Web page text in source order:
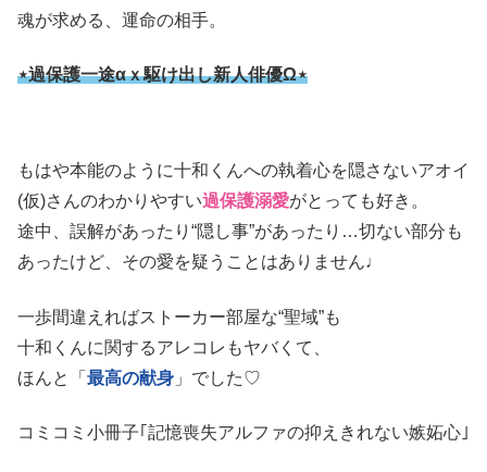
魂が求める、運命の相手。
⋆過保護一途αｘ駆け出し新人俳優Ω⋆
もはや本能のように十和くんへの執着心を隠さないアオイ
(仮)さんのわかりやすい過保護溺愛がとっても好き。
途中、誤解があったり“隠し事”があったり…切ない部分も
あったけど、その愛を疑うことはありません♩
一歩間違えればストーカー部屋な“聖域”も
十和くんに関するアレコレもヤバくて、
ほんと「 最高の献身 」でした♡
コミコミ小冊子｢記憶喪失アルファの抑えきれない嫉妬心｣